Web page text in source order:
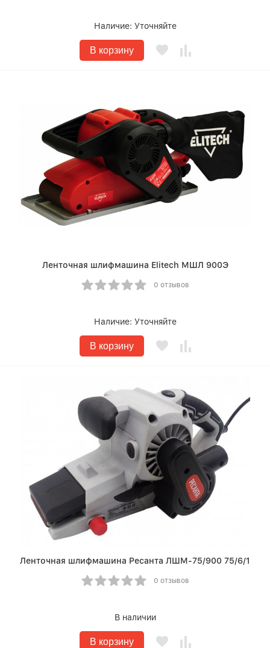
Наличие: Уточняйте
В корзину
Ленточная шлифмашина Elitech МШЛ 900Э
0 отзывов
Наличие: Уточняйте
В корзину
Ленточная шлифмашина Ресанта ЛШМ-75/900 75/6/1
0 отзывов
В наличии
В корзину